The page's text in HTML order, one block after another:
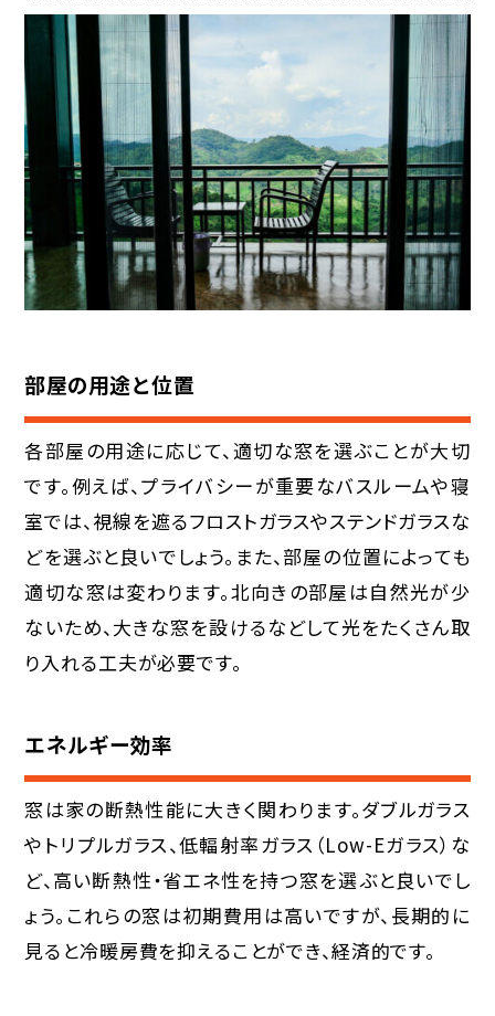
部屋の用途と位置
各部屋の用途に応じて、適切な窓を選ぶことが大切
です。例えば、プライバシーが重要なバスルームや寝
室では、視線を遮るフロストガラスやステンドガラスな
どを選ぶと良いでしょう。また、部屋の位置によっても
適切な窓は変わります。北向きの部屋は自然光が少
ないため、大きな窓を設けるなどして光をたくさん取
り入れる工夫が必要です。
エネルギー効率
窓は家の断熱性能に大きく関わります。ダブルガラス
やトリプルガラス、低輻射率ガラス（Low-Eガラス）な
ど、高い断熱性・省エネ性を持つ窓を選ぶと良いでし
ょう。これらの窓は初期費用は高いですが、長期的に
見ると冷暖房費を抑えることができ、経済的です。